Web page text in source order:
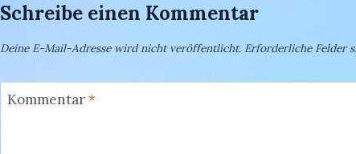
Schreibe einen Kommentar
Deine E-Mail-Adresse wird nicht veröffentlicht. Erforderliche Felder
Kommentar*